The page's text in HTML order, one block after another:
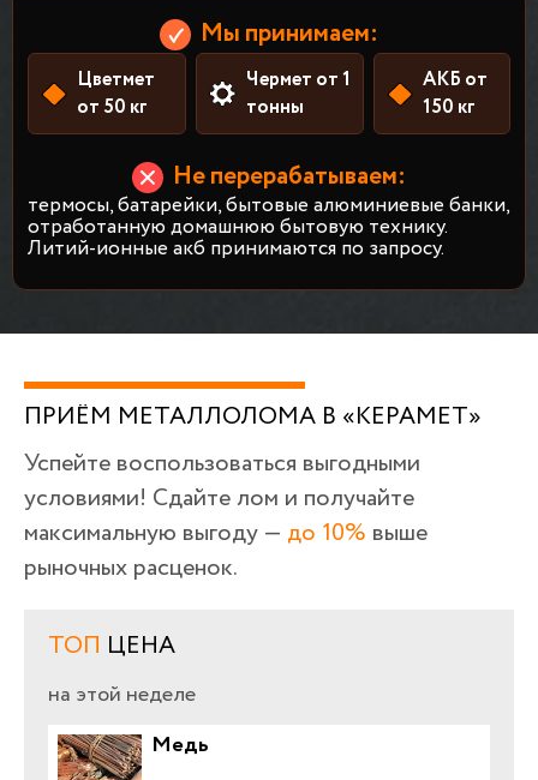
Мы принимаем:
Цветмет
от 50 кг
Чермет от 1
тонны
АКБ от
150 кг
Не перерабатываем:
термосы, батарейки, бытовые алюминиевые банки,
отработанную домашнюю бытовую технику.
Литий-ионные акб принимаются по запросу.
ПРИЁМ МЕТАЛЛОЛОМА В «КЕРАМЕТ»
Успейте воспользоваться выгодными
условиями! Сдайте лом и получайте
максимальную выгоду — до 10% выше
рыночных расценок.
ТОП ЦЕНА
на этой неделе
Медь